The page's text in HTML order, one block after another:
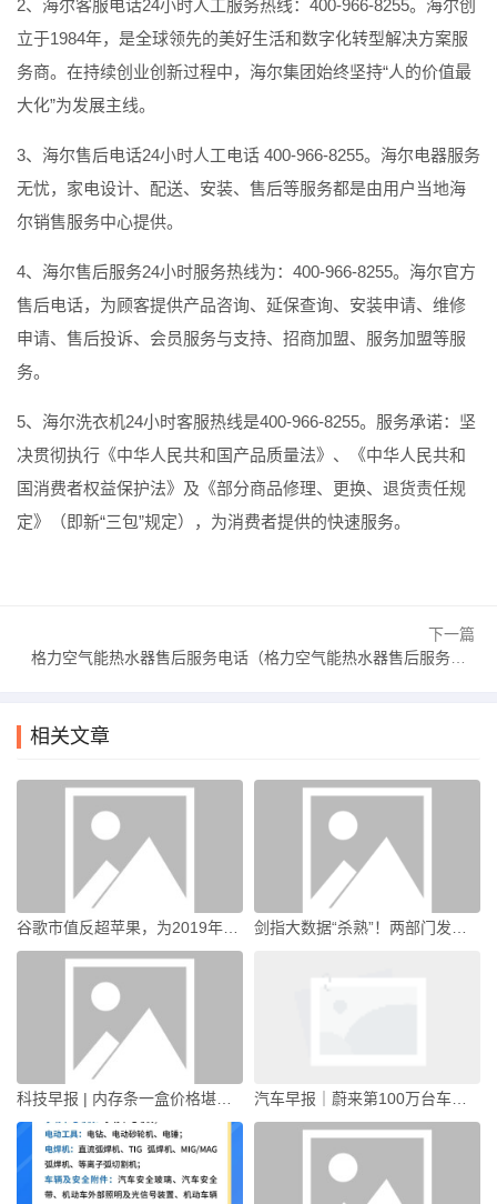
2、海尔客服电话24小时人工服务热线：400-966-8255。海尔创
立于1984年，是全球领先的美好生活和数字化转型解决方案服
务商。在持续创业创新过程中，海尔集团始终坚持“人的价值最
大化”为发展主线。
3、海尔售后电话24小时人工电话 400-966-8255。海尔电器服务
无忧，家电设计、配送、安装、售后等服务都是由用户当地海
尔销售服务中心提供。
4、海尔售后服务24小时服务热线为：400-966-8255。海尔官方
售后电话，为顾客提供产品咨询、延保查询、安装申请、维修
申请、售后投诉、会员服务与支持、招商加盟、服务加盟等服
务。
5、海尔洗衣机24小时客服热线是400-966-8255。服务承诺：坚
决贯彻执行《中华人民共和国产品质量法》、《中华人民共和
国消费者权益保护法》及《部分商品修理、更换、退货责任规
定》（即新“三包”规定），为消费者提供的快速服务。
下一篇
格力空气能热水器售后服务电话（格力空气能热水器售后服务电话3）
相关文章